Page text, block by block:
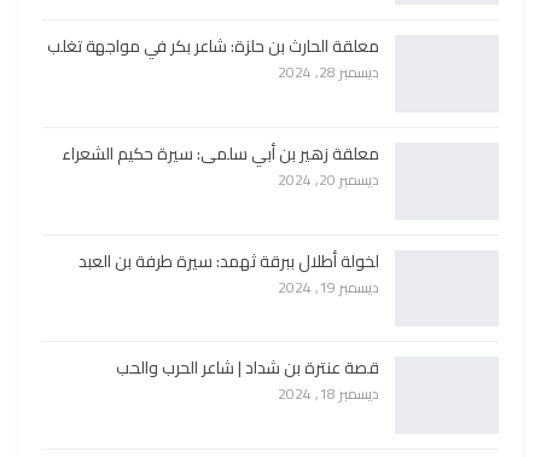
معلقة الحارث بن حلزة: شاعر بكر في مواجهة تغلب
ديسمبر 28, 2024
معلقة زهير بن أبي سلمى: سيرة حكيم الشعراء
ديسمبر 20, 2024
لخولة أطلال ببرقة ثهمد: سيرة طرفة بن العبد
ديسمبر 19, 2024
قصة عنترة بن شداد | شاعر الحرب والحب
ديسمبر 18, 2024